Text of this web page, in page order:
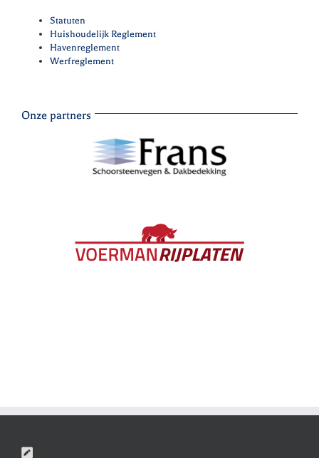
Statuten
Huishoudelijk Reglement
Havenreglement
Werfreglement
Onze partners